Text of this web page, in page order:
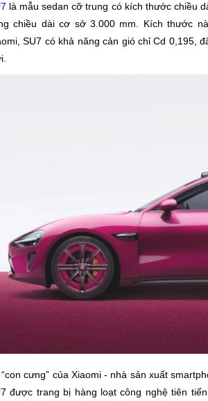
là mẫu sedan cỡ trung có kích thước chiều
chiều dài cơ sở 3.000 mm. Kích thước
SU7 có khả năng cản gió chỉ Cd 0,195,
“con cưng” của Xiaomi - nhà sản xuất
được trang bị hàng loạt công nghệ tiên